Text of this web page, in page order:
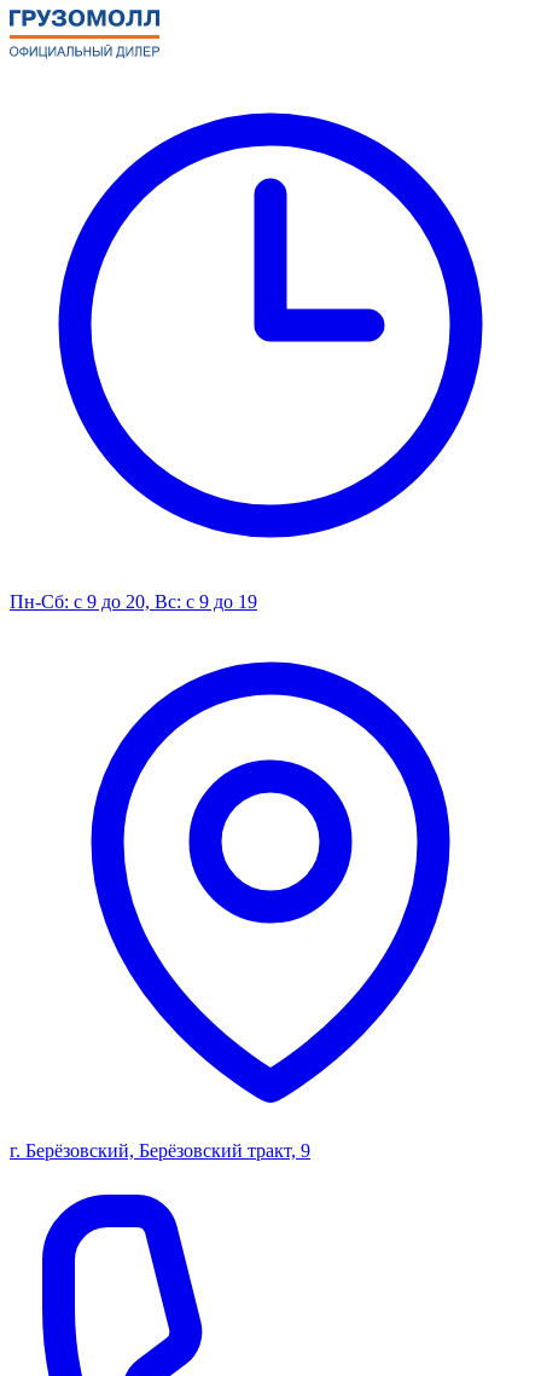
Пн-Сб: с 9 до 20, Вс: с 9 до 19
г. Берёзовский, Берёзовский тракт, 9